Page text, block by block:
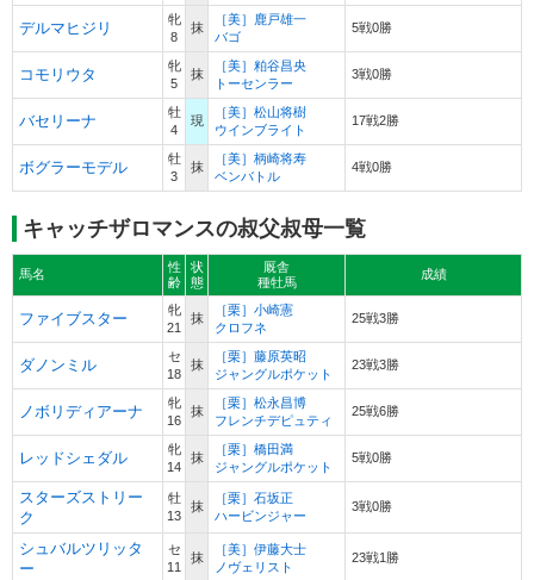
Night Lagoon
(Nijinsky系)
Love In
Nenuphar
Night Shift
Dancer
Narola
クリスティロマ
ンス
(Roberto系)
シンボリクリスエス
(Roberto系)
Tee Kay
Gold Meridian
Tri Jet
スターリーロマンス
(サンデーサイレン
サンデーサイレ
ンス
Halo
Le Fabuleux
デルマヒジリ
牝
8
抹
［美］鹿戸雄一
バゴ
5戦0勝
コモリウタ
牝
5
抹
［美］粕谷昌央
トーセンラー
3戦0勝
バセリーナ
牡
4
現
［美］松山将樹
ウインブライト
17戦2勝
ボグラーモデル
牡
3
抹
［美］柄崎将寿
ベンバトル
4戦0勝
キャッチザロマンスの叔父叔母一覧
馬名
性
齢
状
態
厩舎
種牡馬
成績
ファイブスター
牝
21
抹
［栗］小崎憲
クロフネ
25戦3勝
ダノンミル
セ
18
抹
［栗］藤原英昭
ジャングルポケット
23戦3勝
ノボリディアーナ
牝
16
抹
［栗］松永昌博
フレンチデピュティ
25戦6勝
レッドシェダル
牝
14
抹
［栗］橋田満
ジャングルポケット
5戦0勝
スターズストリー
ク
牡
13
抹
［栗］石坂正
ハービンジャー
3戦0勝
シュバルツリッタ
ー
セ
11
抹
［美］伊藤大士
ノヴェリスト
23戦1勝